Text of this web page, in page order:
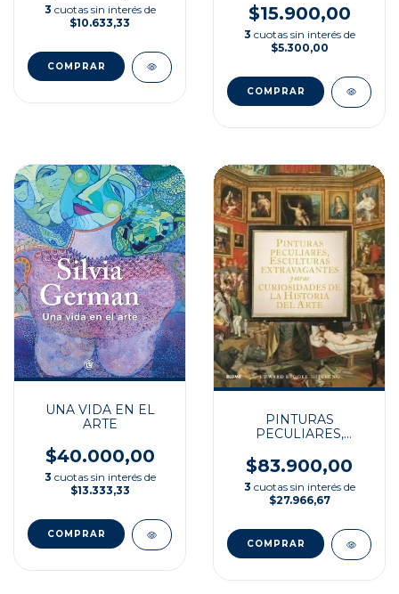
3 cuotas sin interés de
$10.633,33
DE LO VISIBLE
$15.900,00
3 cuotas sin interés de
$5.300,00
UNA VIDA EN EL
ARTE
$40.000,00
3 cuotas sin interés de
$13.333,33
PINTURAS
PECULIARES,
EXTRAVAGANTES Y
OTRAS
CURIOSIDADES DE
LA HISTORIA DEL
$83.900,00
3 cuotas sin interés de
$27.966,67